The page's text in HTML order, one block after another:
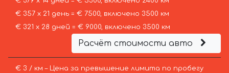
€ 357 х 21 день = € 7500, включено 3500 км
€ 321 х 28 дней = € 9000, включено 3500 км
Расчёт стоимости авто
€ 3 / км – Цена за превышение лимита по пробегу